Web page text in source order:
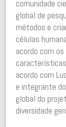
comunidade
global de
métodos e
células
acordo com
acordo com
e integrante
global do
diversidade